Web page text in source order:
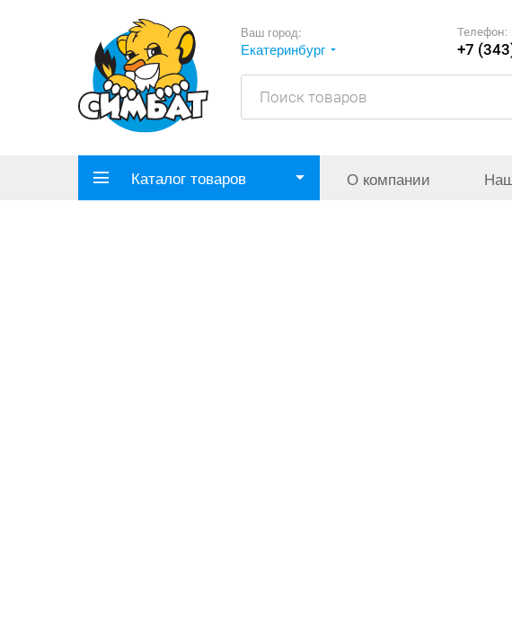
Ваш город:
Екатеринбург
Телефон:
+7
Каталог товаров О компании